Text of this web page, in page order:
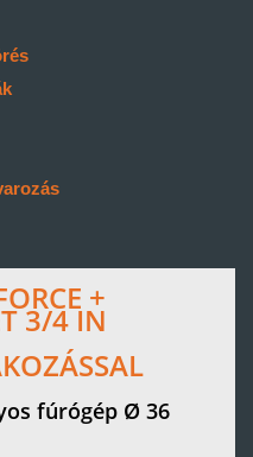
+
3/4 IN
fúrógép Ø 36